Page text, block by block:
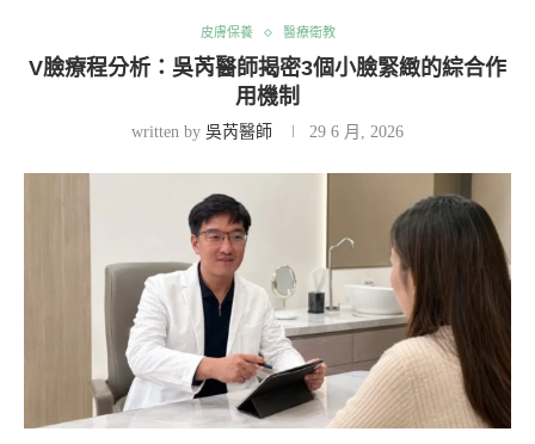
皮膚保養 醫療衛教
V臉療程分析：吳芮醫師揭密3個小臉緊緻的綜合作
用機制
written by 吳芮醫師 29 6 月, 2026